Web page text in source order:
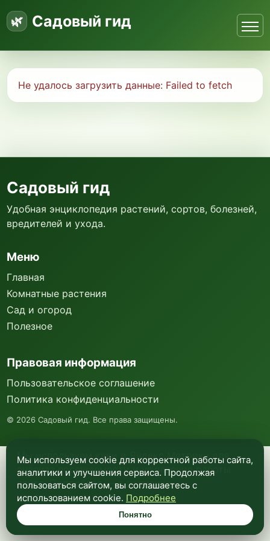
Садовый гид
Не удалось загрузить данные: Failed to fetch
Мы используем куки и Яндекс Метрику для
анализа посещаемости и улучшения работы
сайта. Подробнее —в политике
конфиденциальности.
Понятно
Садовый гид
Удобная энциклопедия растений, сортов, болезней,
вредителей и ухода.
Меню
Главная
Комнатные растения
Сад и огород
Полезное
Правовая информация
Пользовательское соглашение
Политика конфиденциальности
© 2026 Садовый гид. Все права защищены.
Мы используем cookie для корректной работы сайта,
аналитики и улучшения сервиса. Продолжая
пользоваться сайтом, вы соглашаетесь с
использованием cookie. Подробнее
Понятно